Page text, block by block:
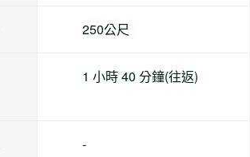
250公尺
1 小時 40 分鐘(往返)
-